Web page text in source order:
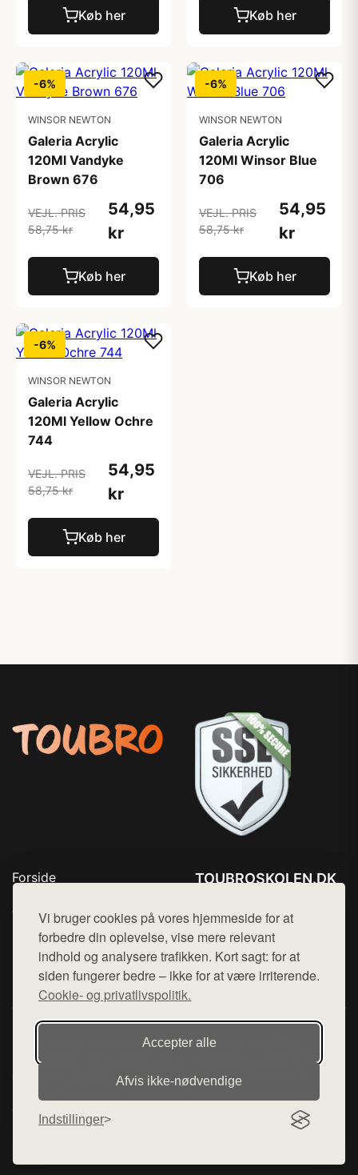
Vi bruger cookies på vores hjemmeside for at
forbedre din oplevelse, vise mere relevant
indhold og analysere trafikken. Kort sagt: for at
siden fungerer bedre – ikke for at være irriterende.
Cookie- og privatlivspolitik.
Accepter alle
Afvis ikke‑nødvendige
Indstillinger
Køb her Køb her
-6%
WINSOR NEWTON
Galeria Acrylic
120Ml Vandyke
Brown 676
VEJL. PRIS
58,75 kr
54,95
kr
Køb her
-6%
WINSOR NEWTON
Galeria Acrylic
120Ml Winsor Blue
706
VEJL. PRIS
58,75 kr
54,95
kr
Køb her
-6%
WINSOR NEWTON
Galeria Acrylic
120Ml Yellow Ochre
744
VEJL. PRIS
58,75 kr
54,95
kr
Køb her
Forside
Top Rabatter
Blog
Kontakt
TOUBROSKOLEN.DK
Mail: hej@want.dk
Cookie- og privatlivspolitik
Denne side er en del af want.dk, der udgiver en række
hjemmesider med præsentation af forskellige produkter fra
diverse webshops. Der sælges ikke varer fra denne side - vi
henviser til de shops, som sælger varen. Vi har heller ikke
varerne på lager.